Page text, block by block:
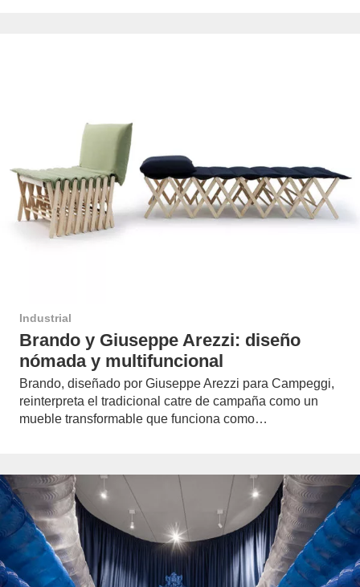
Industrial
Brando y Giuseppe Arezzi: diseño
nómada y multifuncional
Brando, diseñado por Giuseppe Arezzi para Campeggi,
reinterpreta el tradicional catre de campaña como un
mueble transformable que funciona como…